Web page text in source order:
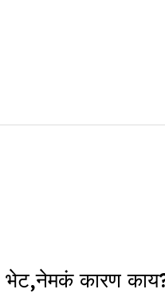
भेट,नेमकं कारण